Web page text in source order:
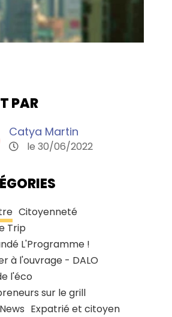
PAR
Catya Martin
le 30/06/2022
Citoyenneté
Trip
L'Programme !
à l'ouvrage - DALO
l'éco
sur le grill
Expatrié et citoyen